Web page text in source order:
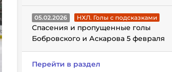
05.02.2026 НХЛ. Голы с подсказками
Спасения и пропущенные голы
Бобровского и Аскарова 5 февраля
Перейти в раздел